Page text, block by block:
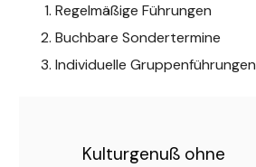
Regelmäßige Führungen
Buchbare Sondertermine
Individuelle Gruppenführungen
Kulturgenuß ohne